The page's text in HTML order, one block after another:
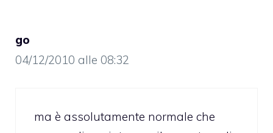
go
04/12/2010 alle 08:32
ma è assolutamente normale che